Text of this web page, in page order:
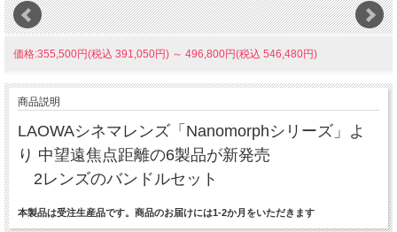
価格:355,500円(税込 391,050円) ～ 496,800円(税込 546,480円)
商品説明
LAOWAシネマレンズ「Nanomorphシリーズ」よ
り 中望遠焦点距離の6製品が新発売
2レンズのバンドルセット
本製品は受注生産品です。商品のお届けには1-2か月をいただきます